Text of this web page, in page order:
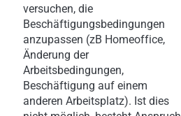
versuchen, die
Beschäftigungsbedingungen
anzupassen (zB Homeoffice,
Änderung der
Arbeitsbedingungen,
Beschäftigung auf einem
anderen Arbeitsplatz). Ist dies